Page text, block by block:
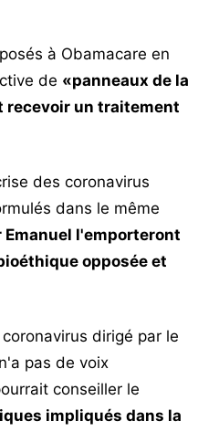
à Obamacare en
de «panneaux de la
recevoir un traitement
des coronavirus
dans le même
Emanuel l'emporteront
opposée et
dirigé par le
pas de voix
conseiller le
impliqués dans la